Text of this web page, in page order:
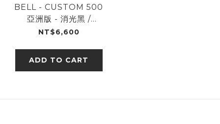
BELL - CUSTOM 500
亞洲版 - 消光黑 /
MATTE BLK
NT$6,600
ADD TO CART